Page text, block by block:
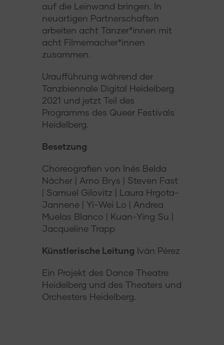
auf die Leinwand bringen. In
neuartigen Partnerschaften
arbeiten acht Tänzer*innen mit
acht Filmemacher*innen
zusammen.
Uraufführung während der
Tanzbiennale Digital Heidelberg
2021 und jetzt Teil des
Programms des Queer Festivals
Heidelberg.
Besetzung
Choreografien von Inés Belda
Nácher | Arno Brys | Steven Fast
| Samuel Gilovitz | Laura Hrgota-
Jannene | Yi-Wei Lo | Andrea
Muelas Blanco | Kuan-Ying Su |
Jacqueline Trapp
Künstlerische Leitung Iván Pérez
Ein Projekt des Dance Theatre
Heidelberg und des Theaters und
Orchesters Heidelberg.